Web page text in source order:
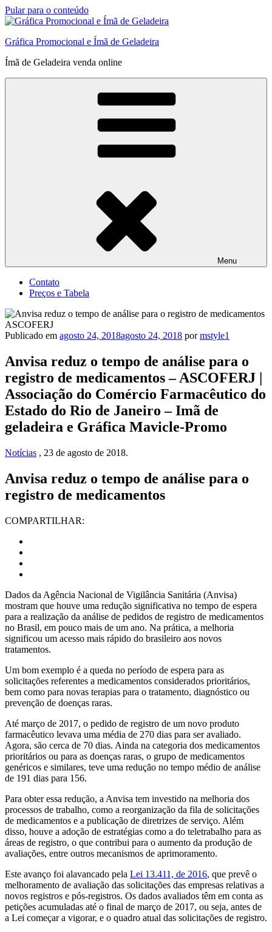
Pular para o conteúdo
Gráfica Promocional e Ímã de Geladeira
Ímã de Geladeira venda online
Menu
Contato
Preços e Tabela
Publicado em agosto 24, 2018agosto 24, 2018 pormstyle1
Anvisa reduz o tempo de análise para o
registro de medicamentos – ASCOFERJ |
Associação do Comércio Farmacêutico do
Estado do Rio de Janeiro – Imã de
geladeira e Gráfica Mavicle-Promo
Notícias , 23 de agosto de 2018.
Anvisa reduz o tempo de análise para o
registro de medicamentos
COMPARTILHAR:
Dados da Agência Nacional de Vigilância Sanitária (Anvisa)
mostram que houve uma redução significativa no tempo de espera
para a realização da análise de pedidos de registro de medicamentos
no Brasil, em pouco mais de um ano. Na prática, a melhoria
significou um acesso mais rápido do brasileiro aos novos
tratamentos.
Um bom exemplo é a queda no período de espera para as
solicitações referentes a medicamentos considerados prioritários,
bem como para novas terapias para o tratamento, diagnóstico ou
prevenção de doenças raras.
Até março de 2017, o pedido de registro de um novo produto
farmacêutico levava uma média de 270 dias para ser avaliado.
Agora, são cerca de 70 dias. Ainda na categoria dos medicamentos
prioritários ou para as doenças raras, o grupo de medicamentos
genéricos e similares, teve uma redução no tempo médio de análise
de 191 dias para 156.
Para obter essa redução, a Anvisa tem investido na melhoria dos
processos de trabalho, como a reorganização da fila de solicitações
de medicamentos e a publicação de diretrizes de serviço. Além
disso, houve a adoção de estratégias como a do teletrabalho para as
áreas de registro, o que contribui para o aumento da produção de
avaliações, entre outros mecanismos de aprimoramento.
Este avanço foi alavancado pela Lei 13.411, de 2016, que prevê o
melhoramento de avaliação das solicitações das empresas relativas a
novos registros e pós-registros. Os dados avaliados têm em conta as
petições acumuladas até o final de março de 2017, ou seja, antes de
a Lei começar a vigorar, e o quadro atual das solicitações de registro.